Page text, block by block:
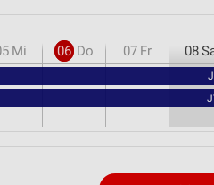
Mi 06 Do 07 Fr 08